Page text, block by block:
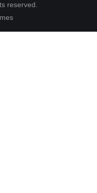
reserved.